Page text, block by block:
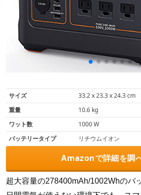
サイズ
‎33.2 x 23.3 x 24.3 cm
重量
‎10.6 kg
ワット数
1000 W
バッテリータイプ
‎リチウムイオン
Amazonで詳細を調
超大容量の278400mAh/1002Whのバ